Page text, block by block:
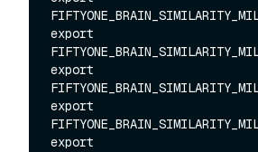
export
export
export
export